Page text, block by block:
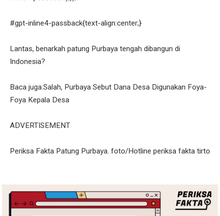
#gpt-inline4-passback{text-align:center;}
Lantas, benarkah patung Purbaya tengah dibangun di
Indonesia?
Baca juga:Salah, Purbaya Sebut Dana Desa Digunakan Foya-
Foya Kepala Desa
ADVERTISEMENT
Periksa Fakta Patung Purbaya. foto/Hotline periksa fakta tirto